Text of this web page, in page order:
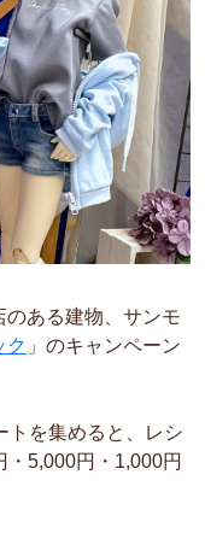
ある建物、サンモ
ク 」のキャンペーン
トを集めると、レシ
5,000円・1,000円